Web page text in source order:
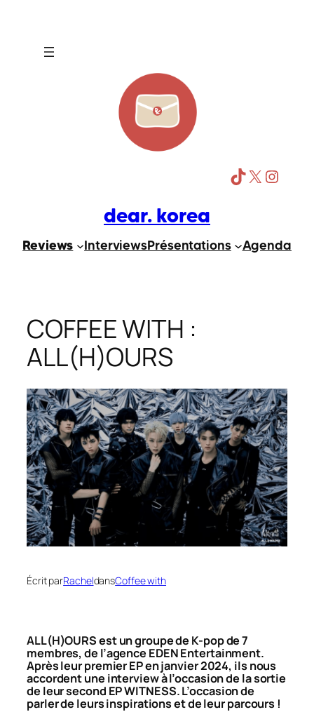
contenu
TikTok X Instagram
dear. korea
Reviews InterviewsPrésentations Agenda
COFFEE WITH :
ALL(H)OURS
Écrit parRacheldansCoffee with
ALL(H)OURS est un groupe de K-pop de 7
membres, de l’agence EDEN Entertainment.
Après leur premier EP en janvier 2024, ils nous
accordent une interview à l’occasion de la sortie
de leur second EPWITNESS. L’occasion de
parler de leurs inspirations et de leur parcours !